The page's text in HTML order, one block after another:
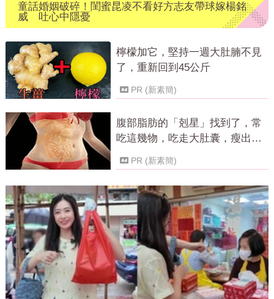
童話婚姻破碎！閨蜜昆凌不看好方志友帶球嫁楊銘
威 吐心中隱憂
檸檬加它，堅持一週大肚腩不見
了，重新回到45公斤
PR (新素簡)
腹部脂肪的「剋星」找到了，常
吃這幾物，吃走大肚囊，瘦出小
PR (新素簡)